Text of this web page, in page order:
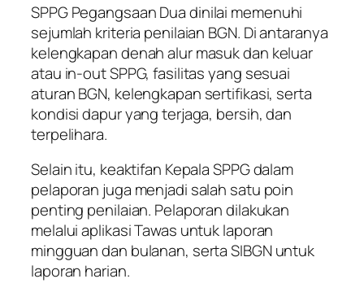
SPPG Pegangsaan Dua dinilai memenuhi
sejumlah kriteria penilaian BGN. Di antaranya
kelengkapan denah alur masuk dan keluar
atau in-out SPPG, fasilitas yang sesuai
aturan BGN, kelengkapan sertifikasi, serta
kondisi dapur yang terjaga, bersih, dan
terpelihara.
Selain itu, keaktifan Kepala SPPG dalam
pelaporan juga menjadi salah satu poin
penting penilaian. Pelaporan dilakukan
melalui aplikasi Tawas untuk laporan
mingguan dan bulanan, serta SIBGN untuk
laporan harian.